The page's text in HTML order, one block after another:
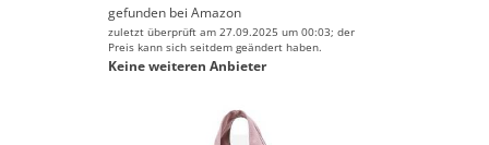
gefunden bei Amazon
zuletzt überprüft am 27.09.2025 um 00:03; der
Preis kann sich seitdem geändert haben.
Keine weiteren Anbieter